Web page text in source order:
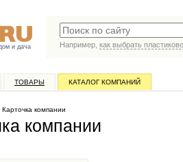
и дача
Например, как выбрать
ТОВАРЫ КАТАЛОГ КОМПАНИЙ
компании
компании